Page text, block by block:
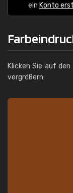
ein Konto
Klicken Sie auf
vergrößern: